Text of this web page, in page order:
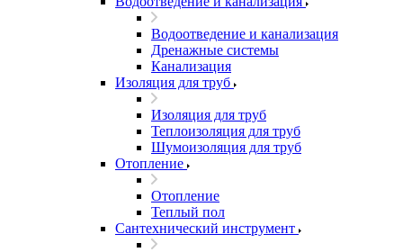
Водоотведение и канализация
Дренажные системы
Канализация
Изоляция для труб
Изоляция для труб
Теплоизоляция для труб
Шумоизоляция для труб
Отопление
Отопление
Теплый пол
Сантехнический инструмент